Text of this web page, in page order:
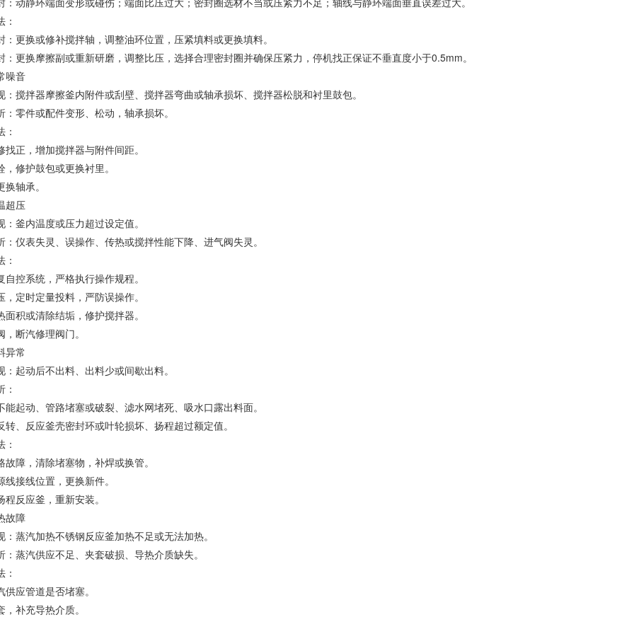
：更换或修补搅拌轴，调整油环位置，压紧填料或更换填料。
：更换摩擦副或重新研磨，调整比压，选择合理密封圈并确保压紧力，停机找正保证不垂直度小于0.5mm。
噪音
：搅拌器摩擦釜内附件或刮壁、搅拌器弯曲或轴承损坏、搅拌器松脱和衬里鼓包。
：零件或配件变形、松动，轴承损坏。
找正，增加搅拌器与附件间距。
，修护鼓包或更换衬里。
轴承。
超压
：釜内温度或压力超过设定值。
：仪表失灵、误操作、传热或搅拌性能下降、进气阀失灵。
自控系统，严格执行操作规程。
，定时定量投料，严防误操作。
面积或清除结垢，修护搅拌器。
，断汽修理阀门。
异常
：起动后不出料、出料少或间歇出料。
能起动、管路堵塞或破裂、滤水网堵死、吸水口露出料面。
转、反应釜壳密封环或叶轮损坏、扬程超过额定值。
故障，清除堵塞物，补焊或换管。
线接线位置，更换新件。
程反应釜，重新安装。
故障
：蒸汽加热不锈钢反应釜加热不足或无法加热。
：蒸汽供应不足、夹套破损、导热介质缺失。
供应管道是否堵塞。
，补充导热介质。